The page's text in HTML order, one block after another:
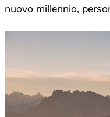
nuovo millennio,